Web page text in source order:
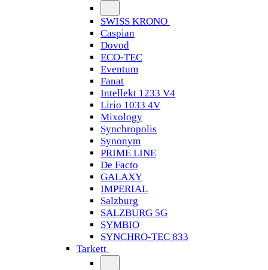
SWISS KRONO
Caspian
Dovod
ECO-TEC
Eventum
Fanat
Intellekt 1233 V4
Lirio 1033 4V
Mixology
Synchropolis
Synonym
PRIME LINE
De Facto
GALAXY
IMPERIAL
Salzburg
SALZBURG 5G
SYMBIO
SYNCHRO-TEC 833
Tarkett